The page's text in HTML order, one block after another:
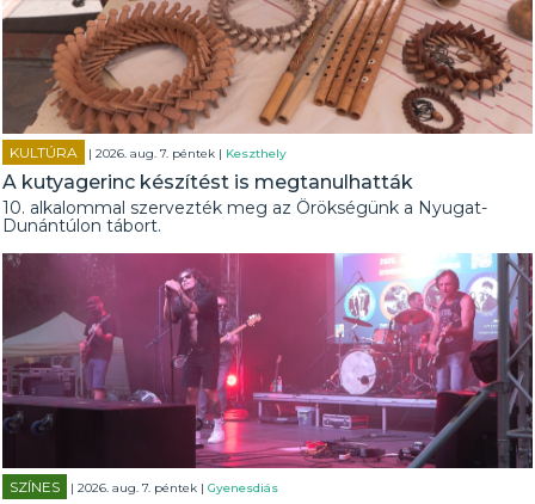
KULTÚRA | 2026. aug. 7. péntek | Keszthely
A kutyagerinc készítést is megtanulhatták
10. alkalommal szervezték meg az Örökségünk a Nyugat-
Dunántúlon tábort.
SZÍNES | 2026. aug. 7. péntek |Gyenesdiás